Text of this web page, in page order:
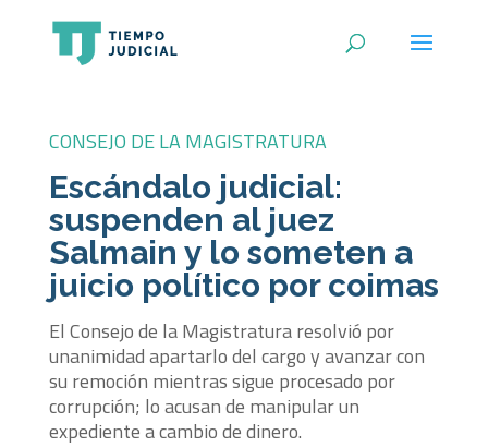
CONSEJO DE LA MAGISTRATURA
Escándalo judicial:
suspenden al juez
Salmain y lo someten a
juicio político por coimas
El Consejo de la Magistratura resolvió por
unanimidad apartarlo del cargo y avanzar con
su remoción mientras sigue procesado por
corrupción; lo acusan de manipular un
expediente a cambio de dinero.